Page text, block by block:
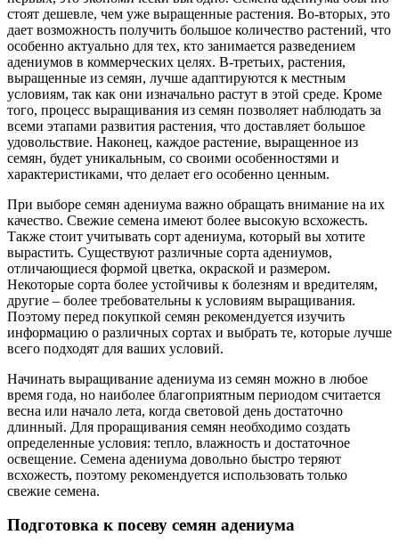
стоят дешевле, чем уже выращенные растения. Во-вторых, это
дает возможность получить большое количество растений, что
особенно актуально для тех, кто занимается разведением
адениумов в коммерческих целях. В-третьих, растения,
выращенные из семян, лучше адаптируются к местным
условиям, так как они изначально растут в этой среде. Кроме
того, процесс выращивания из семян позволяет наблюдать за
всеми этапами развития растения, что доставляет большое
удовольствие. Наконец, каждое растение, выращенное из
семян, будет уникальным, со своими особенностями и
характеристиками, что делает его особенно ценным.
При выборе семян адениума важно обращать внимание на их
качество. Свежие семена имеют более высокую всхожесть.
Также стоит учитывать сорт адениума, который вы хотите
вырастить. Существуют различные сорта адениумов,
отличающиеся формой цветка, окраской и размером.
Некоторые сорта более устойчивы к болезням и вредителям,
другие – более требовательны к условиям выращивания.
Поэтому перед покупкой семян рекомендуется изучить
информацию о различных сортах и выбрать те, которые лучше
всего подходят для ваших условий.
Начинать выращивание адениума из семян можно в любое
время года, но наиболее благоприятным периодом считается
весна или начало лета, когда световой день достаточно
длинный. Для проращивания семян необходимо создать
определенные условия: тепло, влажность и достаточное
освещение. Семена адениума довольно быстро теряют
всхожесть, поэтому рекомендуется использовать только
свежие семена.
Подготовка к посеву семян адениума